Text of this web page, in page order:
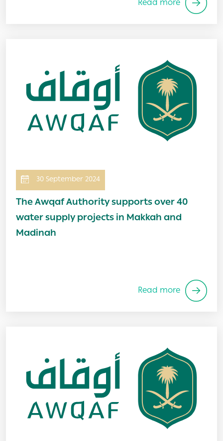
Read more
30 September 2024
The Awqaf Authority supports over 40
water supply projects in Makkah and
Madinah
Read more